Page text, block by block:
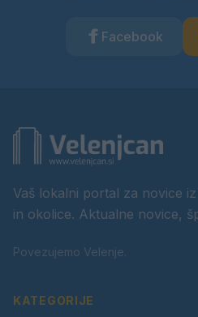
Facebook
Vaš lokalni portal za novice
in okolice. Aktualne novice,
Povezujemo Velenje.
KATEGORIJE